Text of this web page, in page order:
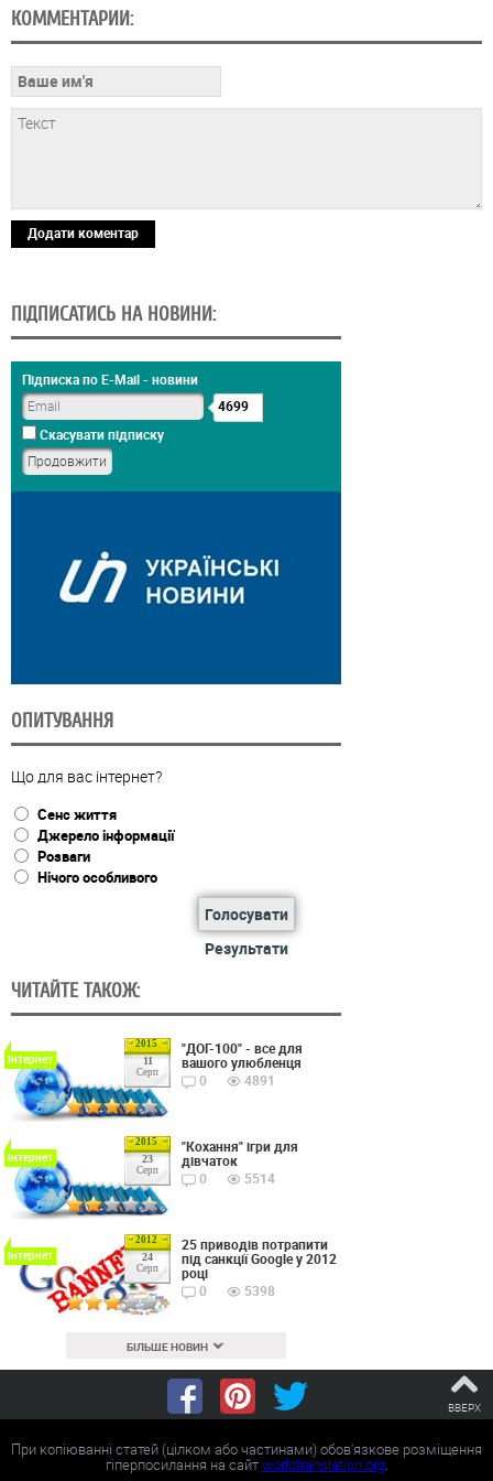
КОММЕНТАРИИ:
Додати коментар
ПІДПИСАТИСЬ НА НОВИНИ:
Підписка по E-Mail - новини
4699
Скасувати підписку
ОПИТУВАННЯ
Що для вас інтернет?
Сенс життя
Джерело інформації
Розваги
Нічого особливого
Голосувати
Результати
ЧИТАЙТЕ ТАКОЖ:
2015
11
Серп
Інтернет
"ДОГ-100" - все для
вашого улюбленця
0
4891
2015
23
Серп
Інтернет
"Кохання" ігри для
дівчаток
0
5514
2012
24
Серп
Інтернет
25 приводів потрапити
під санкції Google у 2012
році
0
5398
БІЛЬШЕ НОВИН
ВВЕРХ
При копіюванні статей (цілком або частинами) обов'язкове розміщення
гіперпосилання на сайтworldtranslation.org.